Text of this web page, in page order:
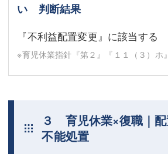
い 判断結果
『不利益配置変更』に該当する
※育児休業指針『第２』『１１（３）ホ』
３ 育児休業×復職｜
不能処置